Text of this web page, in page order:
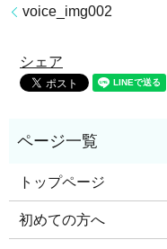
voice_img002
シェア
トップページ
初めての方へ